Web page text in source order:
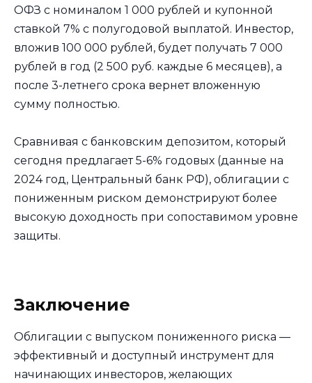
ОФЗ с номиналом 1 000 рублей и купонной
ставкой 7% с полугодовой выплатой. Инвестор,
вложив 100 000 рублей, будет получать 7 000
рублей в год (2 500 руб. каждые 6 месяцев), а
после 3-летнего срока вернет вложенную
сумму полностью.
Сравнивая с банковским депозитом, который
сегодня предлагает 5-6% годовых (данные на
2024 год, Центральный банк РФ), облигации с
пониженным риском демонстрируют более
высокую доходность при сопоставимом уровне
защиты.
Заключение
Облигации с выпуском пониженного риска —
эффективный и доступный инструмент для
начинающих инвесторов, желающих